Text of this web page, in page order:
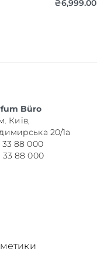
₴6,999.00
Büro
Київ,
20/1а
33 88 000
33 88 000